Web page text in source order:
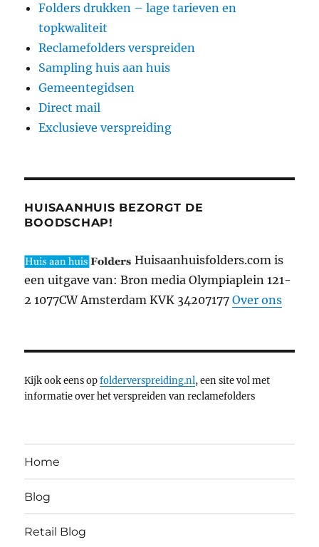
Folders drukken – lage tarieven en
topkwaliteit
Reclamefolders verspreiden
Sampling huis aan huis
Gemeentegidsen
Direct mail
Exclusieve verspreiding
HUISAANHUIS BEZORGT DE
BOODSCHAP!
Huisaanhuisfolders.com is
een uitgave van: Bron media Olympiaplein 121-
2 1077CW Amsterdam KVK 34207177Over ons
Kijk ook eens opfolderverspreiding.nl, een site vol met
informatie over het verspreiden van reclamefolders
Home
Blog
Retail Blog